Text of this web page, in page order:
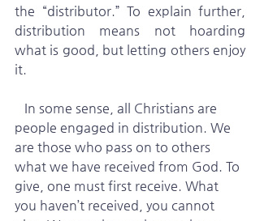
the “distributor.” To explain further,
distribution means not hoarding
what is good, but letting others enjoy
it.
people engaged in distribution. We
are those who pass on to others
what we have received from God. To
give, one must first receive. What
you haven’t received, you cannot